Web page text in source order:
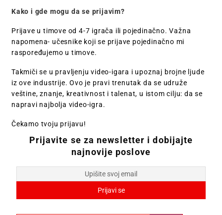
Kako i gde mogu da se prijavim?
Prijave u timove od 4-7 igrača ili pojedinačno. Važna
napomena- učesnike koji se prijave pojedinačno mi
raspoređujemo u timove.
Takmiči se u pravljenju video-igara i upoznaj brojne ljude
iz ove industrije. Ovo je pravi trenutak da se udruže
veštine, znanje, kreativnost i talenat, u istom cilju: da se
napravi najbolja video-igra.
Čekamo tvoju prijavu!
Prijavite se za newsletter i dobijajte
najnovije poslove